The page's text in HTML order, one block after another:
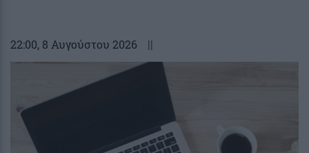
22:00, 8 Αυγούστου 2026 ||